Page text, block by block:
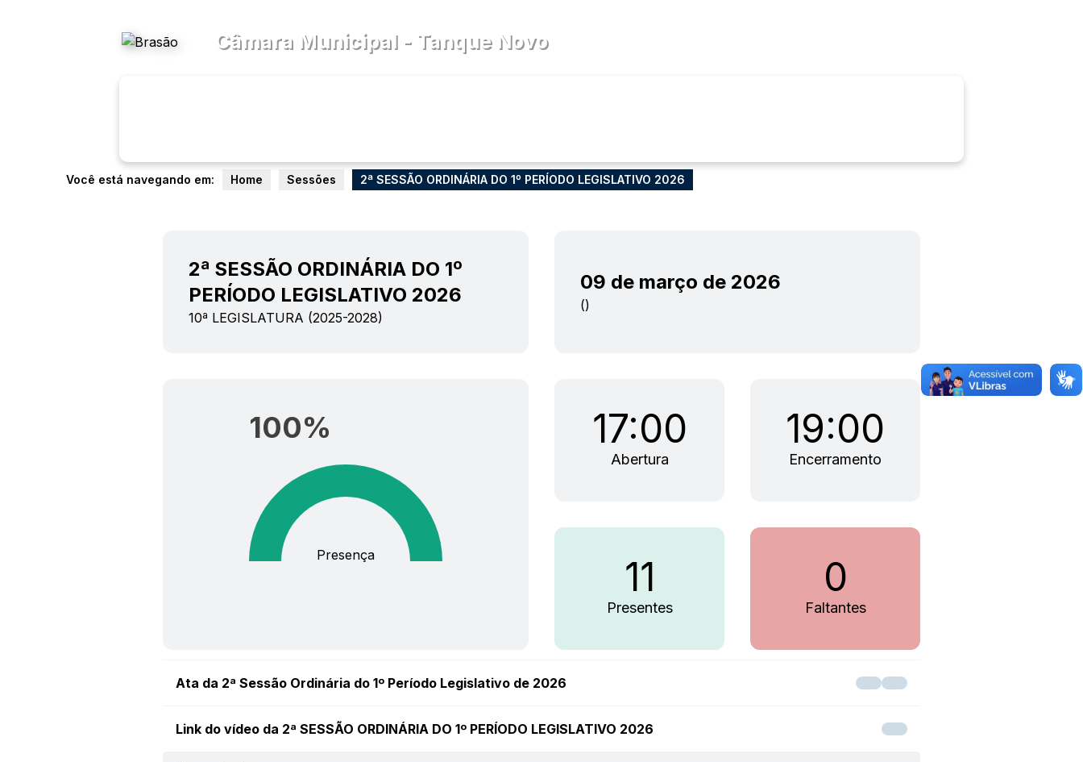
Câmara Municipal - Tanque Novo
Você está navegando em: Home Sessões 2ª SESSÃO ORDINÁRIA DO 1º PERÍODO LEGISLATIVO 2026
2ª SESSÃO ORDINÁRIA DO 1º
PERÍODO LEGISLATIVO 2026
10ª LEGISLATURA (2025-2028)
09 de março de 2026
()
100%
Presença
17:00
Abertura
19:00
Encerramento
11
Presentes
0
Faltantes
Ata da 2ª Sessão Ordinária do 1º Período Legislativo de 2026
Link do vídeo da 2ª SESSÃO ORDINÁRIA DO 1º PERÍODO LEGISLATIVO 2026